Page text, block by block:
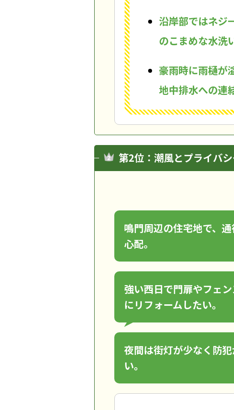
沿岸部ではネジ
のこまめな水洗
豪雨時に雨樋が
地中排水への連
第2位：潮風とプライバ
鳴門周辺の住宅地で、
心配。
強い西日で門扉やフェ
にリフォームしたい。
夜間は街灯が少なく防
い。